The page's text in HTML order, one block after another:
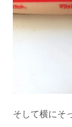
そして横にそ